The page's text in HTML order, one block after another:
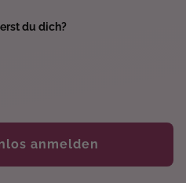
du dich?
anmelden